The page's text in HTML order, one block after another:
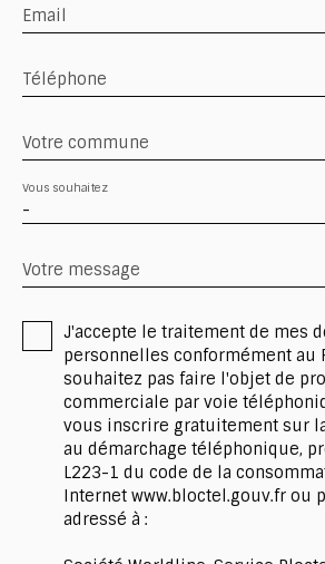
Email
Téléphone
Votre commune
-
Vous souhaitez
Votre message
J'accepte le traitement de mes
personnelles conformément au
souhaitez pas faire l'objet de
commerciale par voie
vous inscrire gratuitement sur
au démarchage téléphonique,
L223-1 du code de la
Internet www.bloctel.gouv.fr ou
adressé à :